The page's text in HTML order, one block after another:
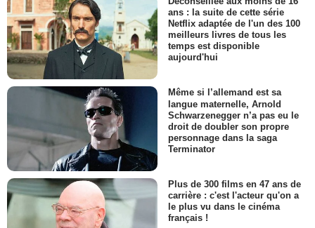
ans : la suite de cette série
Netflix adaptée de l'un des 100
meilleurs livres de tous les
temps est disponible
aujourd'hui
Même si l’allemand est sa
langue maternelle, Arnold
Schwarzenegger n’a pas eu le
droit de doubler son propre
personnage dans la saga
Terminator
Plus de 300 films en 47 ans de
carrière : c'est l'acteur qu'on a
le plus vu dans le cinéma
français !